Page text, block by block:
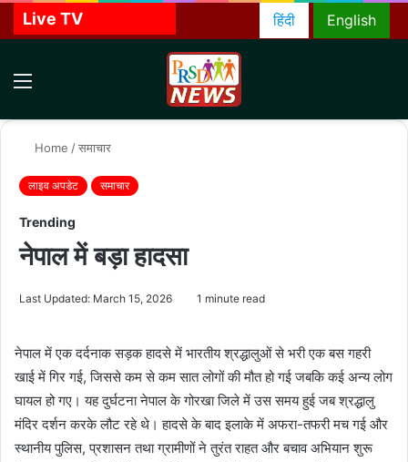
Live TV English
हिंदी
Home /समाचार
लाइव अपडेट समाचार
Trending
नेपाल में बड़ा हादसा
Last Updated: March 15, 2026 1 minute read
नेपाल में एक दर्दनाक सड़क हादसे में भारतीय श्रद्धालुओं से भरी एक बस गहरी
खाई में गिर गई, जिससे कम से कम सात लोगों की मौत हो गई जबकि कई अन्य लोग
घायल हो गए। यह दुर्घटना नेपाल के गोरखा जिले में उस समय हुई जब श्रद्धालु
मंदिर दर्शन करके लौट रहे थे। हादसे के बाद इलाके में अफरा-तफरी मच गई और
स्थानीय पुलिस, प्रशासन तथा ग्रामीणों ने तुरंत राहत और बचाव अभियान शुरू